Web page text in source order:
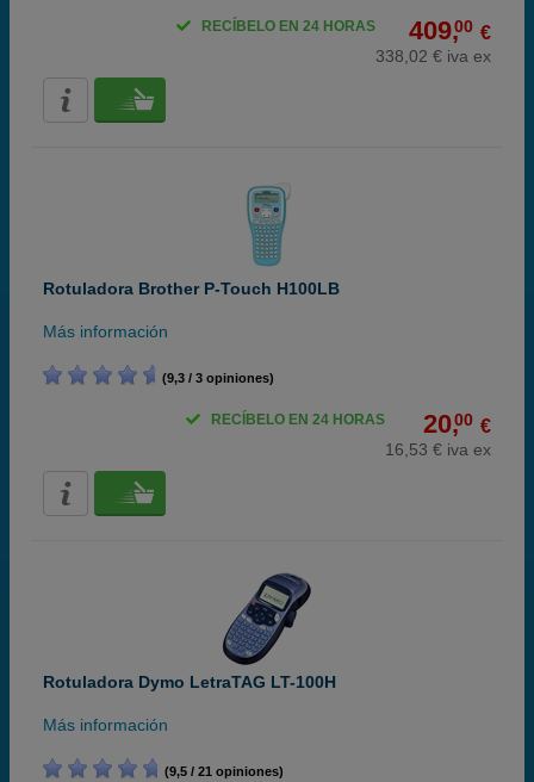
409,00 €
338,02 € iva ex
RECÍBELO EN 24 HORAS
Rotuladora Brother P-Touch H100LB
Más información
(9,3 / 3 opiniones)
20,00 €
16,53 € iva ex
RECÍBELO EN 24 HORAS
Rotuladora Dymo LetraTAG LT-100H
Más información
(9,5 / 21 opiniones)